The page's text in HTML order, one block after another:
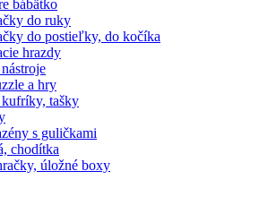
bábätko
do ruky
do postieľky, do kočíka
hrazdy
a hry
tašky
s guličkami
chodítka
úložné boxy